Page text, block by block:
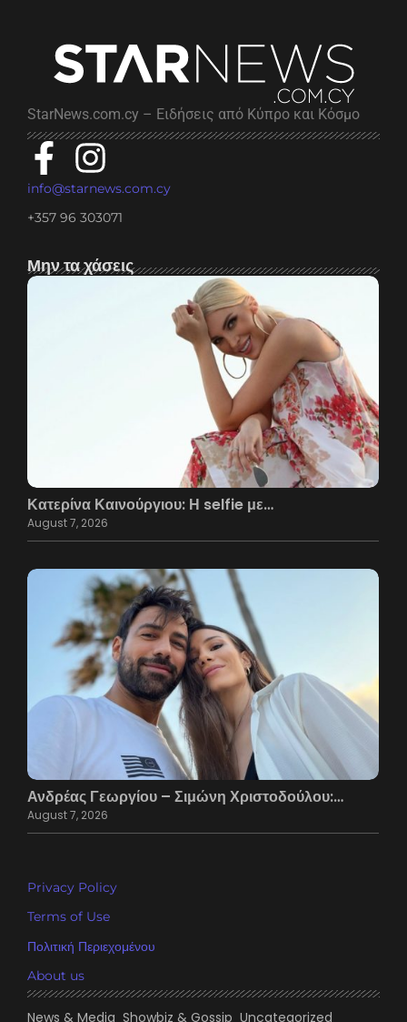
StarNews.com.cy – Ειδήσεις από Κύπρο και Κόσμο
info@starnews.com.cy
+357 96 303071
Μην τα χάσεις
Κατερίνα Καινούργιου: Η selfie με…
August 7, 2026
Ανδρέας Γεωργίου – Σιμώνη Χριστοδούλου:…
August 7, 2026
Privacy Policy
Terms of Use
Πολιτική Περιεχομένου
About us
News & Media Showbiz & Gossip Uncategorized